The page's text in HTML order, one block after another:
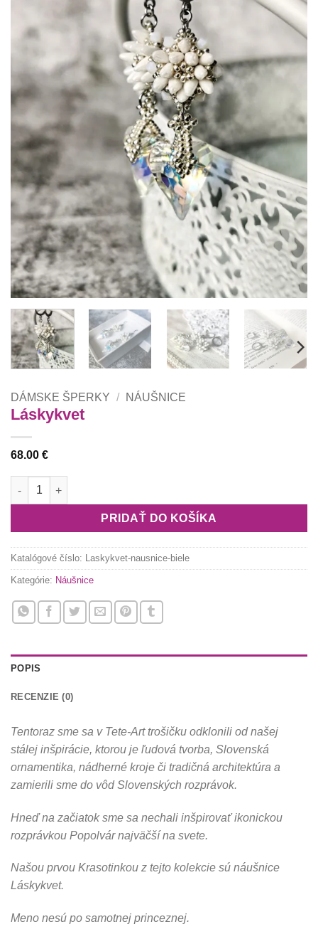
DÁMSKE ŠPERKY / NÁUŠNICE
Láskykvet
68.00 €
množstvo Láskykvet
PRIDAŤ DO KOŠÍKA
Katalógové číslo: Laskykvet-nausnice-biele
Kategórie: Náušnice
POPIS
RECENZIE (0)
Tentoraz sme sa v Tete-Art trošičku odklonili od našej
stálej inšpirácie, ktorou je ľudová tvorba, Slovenská
ornamentika, nádherné kroje či tradičná architektúra a
zamierili sme do vôd Slovenských rozprávok.
Hneď na začiatok sme sa nechali inšpirovať ikonickou
rozprávkou Popolvár najväčší na svete.
Našou prvou Krasotinkou z tejto kolekcie sú náušnice
Láskykvet.
Meno nesú po samotnej princeznej.